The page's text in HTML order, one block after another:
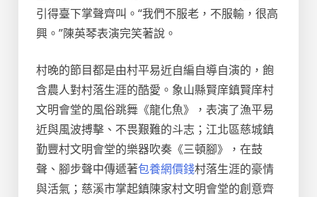
引得臺下掌聲齊叫。“我們不服老，不服輸，很高
興。”陳英琴表演完笑著說。
村晚的節目都是由村平易近自編自導自演的，飽
含農人對村落生涯的酷愛。象山縣賢庠鎮賢庠村
文明會堂的風俗跳舞《龍化魚》，表演了漁平易
近與風波搏擊、不畏艱難的斗志；江北區慈城鎮
勤豐村文明會堂的樂器吹奏《三頓腳》，在鼓
聲、腳步聲中傳遞著包養網價錢村落生涯的豪情
與活氣；慈溪市掌起鎮陳家村文明會堂的創意齊